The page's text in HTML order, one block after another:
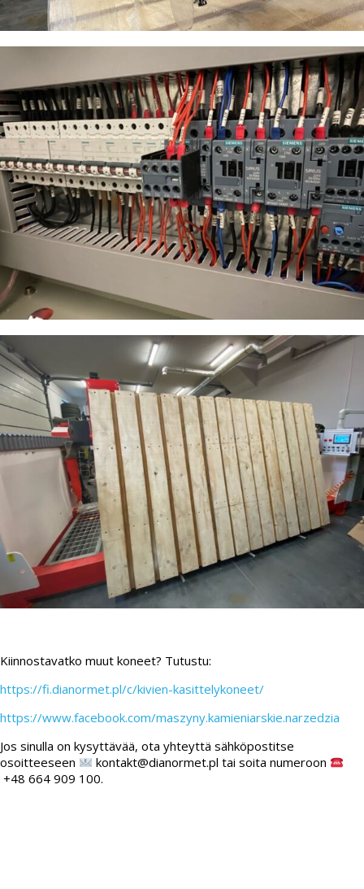
Kiinnostavatko muut koneet? Tutustu:
https://fi.dianormet.pl/c/kivien-kasittelykoneet/
https://www.facebook.com/maszyny.kamieniarskie.narzedzia
Jos sinulla on kysyttävää, ota yhteyttä sähköpostitse
osoitteeseen
kontakt@dianormet.pl tai soita numeroon
+48 664 909 100.